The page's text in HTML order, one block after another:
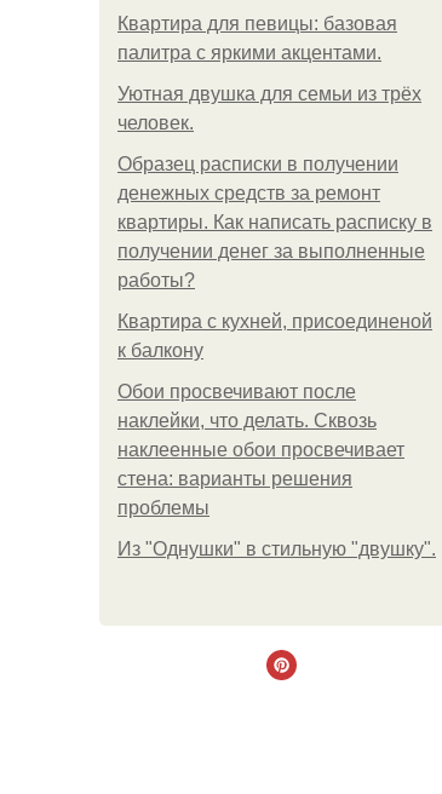
Квартира для певицы: базовая
палитра с яркими акцентами.
Уютная двушка для семьи из трёх
человек.
Образец расписки в получении
денежных средств за ремонт
квартиры. Как написать расписку в
получении денег за выполненные
работы?
Квартира с кухней, присоединеной
к балкону
Обои просвечивают после
наклейки, что делать. Сквозь
наклеенные обои просвечивает
стена: варианты решения
проблемы
Из "Однушки" в стильную "двушку".